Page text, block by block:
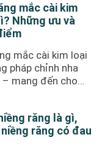
mắc cài kim
Những ưu và
mắc cài kim loại
pháp chỉnh nha
– mang đến cho
răng là gì,
răng có đau